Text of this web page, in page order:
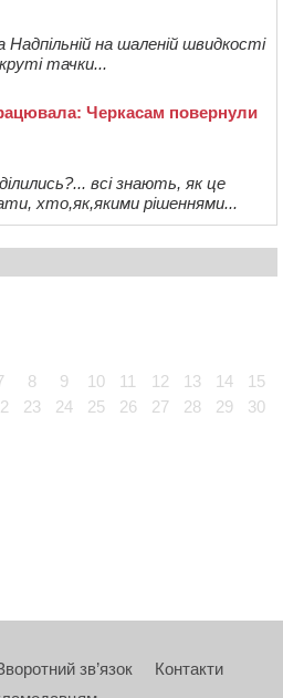
Надпільній на шаленій швидкості
тачки...
Черкасам повернули
всі знають, як це
хто,як,якими рішеннями...
8 9 10 11 12 13 14
15
23 24 25 26 27 28 29
30
зв’язок
Контакти